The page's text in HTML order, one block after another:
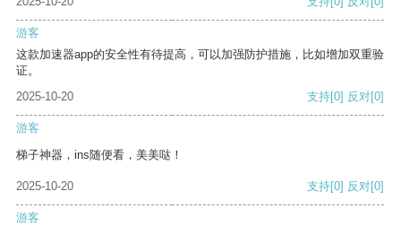
游客
这款加速器app的安全性有待提高，可以加强防护措施，比如增加双重验
证。
2025-10-20
支持[0] 反对[0]
游客
梯子神器，ins随便看，美美哒！
2025-10-20 支持[0] 反对[0]
游客